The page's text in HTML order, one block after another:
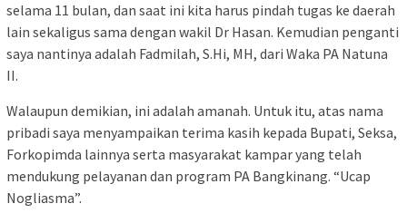
selama 11 bulan, dan saat ini kita harus pindah tugas ke daerah
lain sekaligus sama dengan wakil Dr Hasan. Kemudian penganti
saya nantinya adalah Fadmilah, S.Hi, MH, dari Waka PA Natuna
II.
Walaupun demikian, ini adalah amanah. Untuk itu, atas nama
pribadi saya menyampaikan terima kasih kepada Bupati, Seksa,
Forkopimda lainnya serta masyarakat kampar yang telah
mendukung pelayanan dan program PA Bangkinang. “Ucap
Nogliasma”.